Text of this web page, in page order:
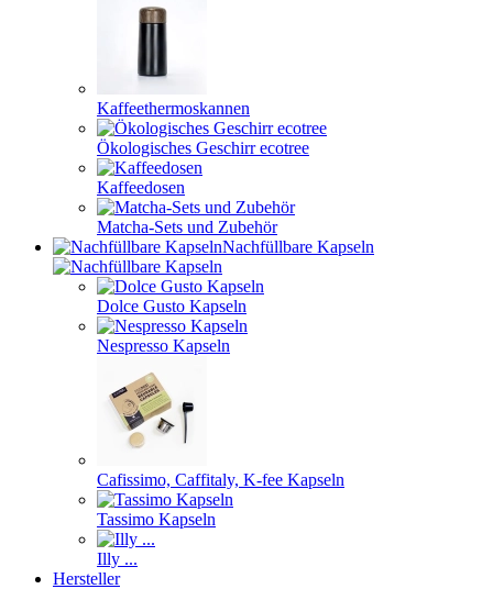
Kaffeethermoskannen
Ökologisches Geschirr ecotree
Kaffeedosen
Matcha-Sets und Zubehör
Nachfüllbare Kapseln
Dolce Gusto Kapseln
Nespresso Kapseln
Cafissimo, Caffitaly, K-fee Kapseln
Tassimo Kapseln
Illy ...
Hersteller